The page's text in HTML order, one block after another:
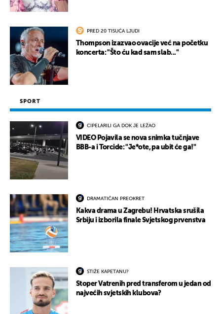
PRED 20 TISUĆA LJUDI
Thompson izazvao ovacije već na početku
koncerta: "Što ću kad sam slab..."
SPORT
CIPELARILI GA DOK JE LEŽAO
VIDEO Pojavila se nova snimka tučnjave
BBB-a i Torcide: "Je*ote, pa ubit će ga!"
DRAMATIČAN PREOKRET
Kakva drama u Zagrebu! Hrvatska srušila
Srbiju i izborila finale Svjetskog prvenstva
STIŽE KAPETANU?
Stoper Vatrenih pred transferom u jedan od
najvećih svjetskih klubova?